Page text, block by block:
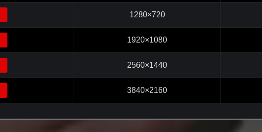
1280×720
1920×1080
2560×1440
3840×2160